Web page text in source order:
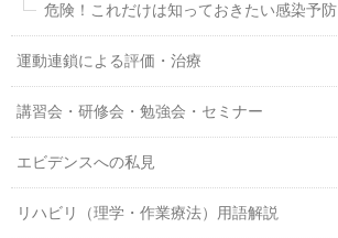
危険！これだけは知っておきたい感染予防
運動連鎖による評価・治療
講習会・研修会・勉強会・セミナー
エビデンスへの私見
リハビリ（理学・作業療法）用語解説